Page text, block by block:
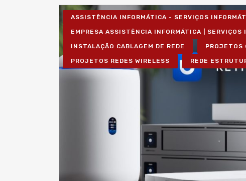
ASSISTÊNCIA INFORMÁTICA - SERVIÇOS
EMPRESA ASSISTÊNCIA INFORMÁTICA | SERVIÇOS
INSTALAÇÃO CABLAGEM DE REDE PROJETOS
PROJETOS REDES WIRELESS REDE